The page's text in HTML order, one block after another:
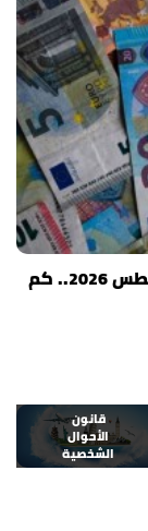
سعر اليورو في مصر اليوم الجمعة 7 أغسطس 2026.. كم
قانون
الأحوال
الشخصية